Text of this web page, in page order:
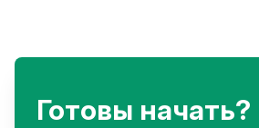
Готовы начать?